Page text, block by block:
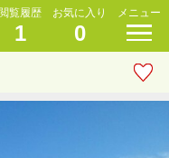
覧履歴
1
お気に入り
0
メニュー